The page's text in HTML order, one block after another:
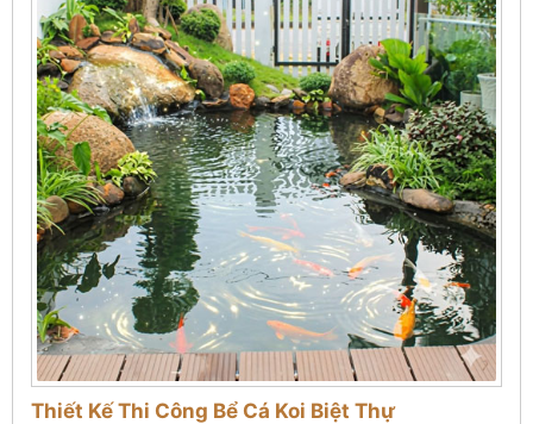
Thiết Kế Thi Công Bể Cá Koi Biệt Thự